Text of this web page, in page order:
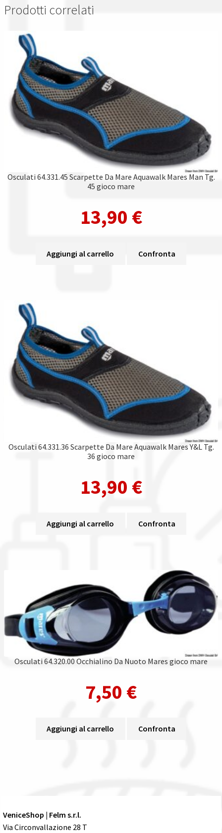
Prodotti correlati
Osculati 64.331.45 Scarpette Da Mare Aquawalk Mares Man Tg.
45 gioco mare
13,90 €
Aggiungi al carrello Confronta
Osculati 64.331.36 Scarpette Da Mare Aquawalk Mares Y&L Tg.
36 gioco mare
13,90 €
Aggiungi al carrello Confronta
Osculati 64.320.00 Occhialino Da Nuoto Mares gioco mare
7,50 €
Aggiungi al carrello Confronta
VeniceShop | Felm s.r.l.
Via Circonvallazione 28 T